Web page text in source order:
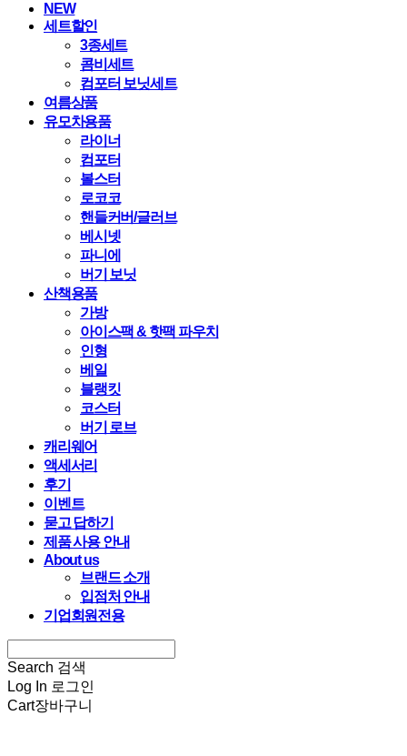
NEW
세트할인
3종세트
콤비세트
컴포터 보닛세트
여름상품
유모차용품
라이너
컴포터
볼스터
로코코
핸들커버/글러브
베시넷
파니에
버기 보닛
산책용품
가방
아이스팩 & 핫팩 파우치
인형
베일
블랭킷
코스터
버기 로브
캐리웨어
액세서리
후기
이벤트
묻고 답하기
제품 사용 안내
About us
브랜드 소개
입점처 안내
기업회원전용
Search 검색
Log In 로그인
Cart장바구니